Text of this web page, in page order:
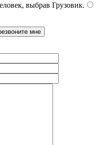
выбрав Грузовик.